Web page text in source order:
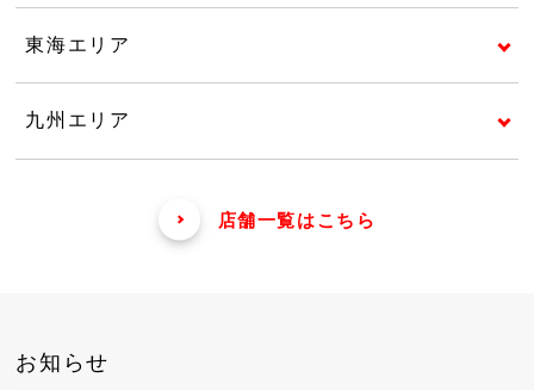
東海エリア
九州エリア
店舗一覧はこちら
お知らせ